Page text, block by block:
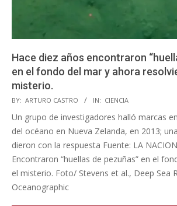
Hace diez años encontraron
en el fondo del mar y ahora
misterio.
2023-
11-
01
BY: ARTURO CASTRO IN: CIENCIA
Un grupo de investigadores halló marcas
del océano en Nueva Zelanda, en 2013;
dieron con la respuesta Fuente: LA
Encontraron “huellas de pezuñas” en el
el misterio. Foto/ Stevens et al., Deep Sea
Oceanographic